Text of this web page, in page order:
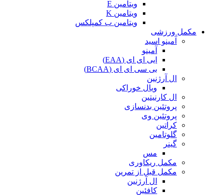
ویتامین E
ویتامین K
ویتامین ب کمپلکس
مکمل ورزشی
آمینو اسید
آمینو
ایی ای ای (EAA)
بی سی ای ای (BCAA)
ال آرژنین
ویال خوراکی
ال کارنیتین
پروتئین بدنسازی
پروتئین وی
کراتین
گلوتامین
گینر
مس
مکمل ریکاوری
مکمل قبل از تمرین
ال آرژنین
کافئین